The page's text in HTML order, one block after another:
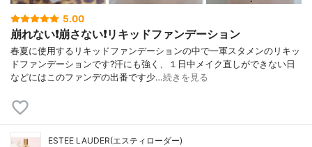
5.00
崩れない❗️崩さない❗️リキッドファンデーション
春夏に使用するリキッドファンデーションの中で一軍スタメンのリキッ
ドファンデーションです?汗にも強く、１日中メイク直しができない日
などにはこのファンデの出番です少…続きを見る
ESTEE LAUDER(エスティローダー)